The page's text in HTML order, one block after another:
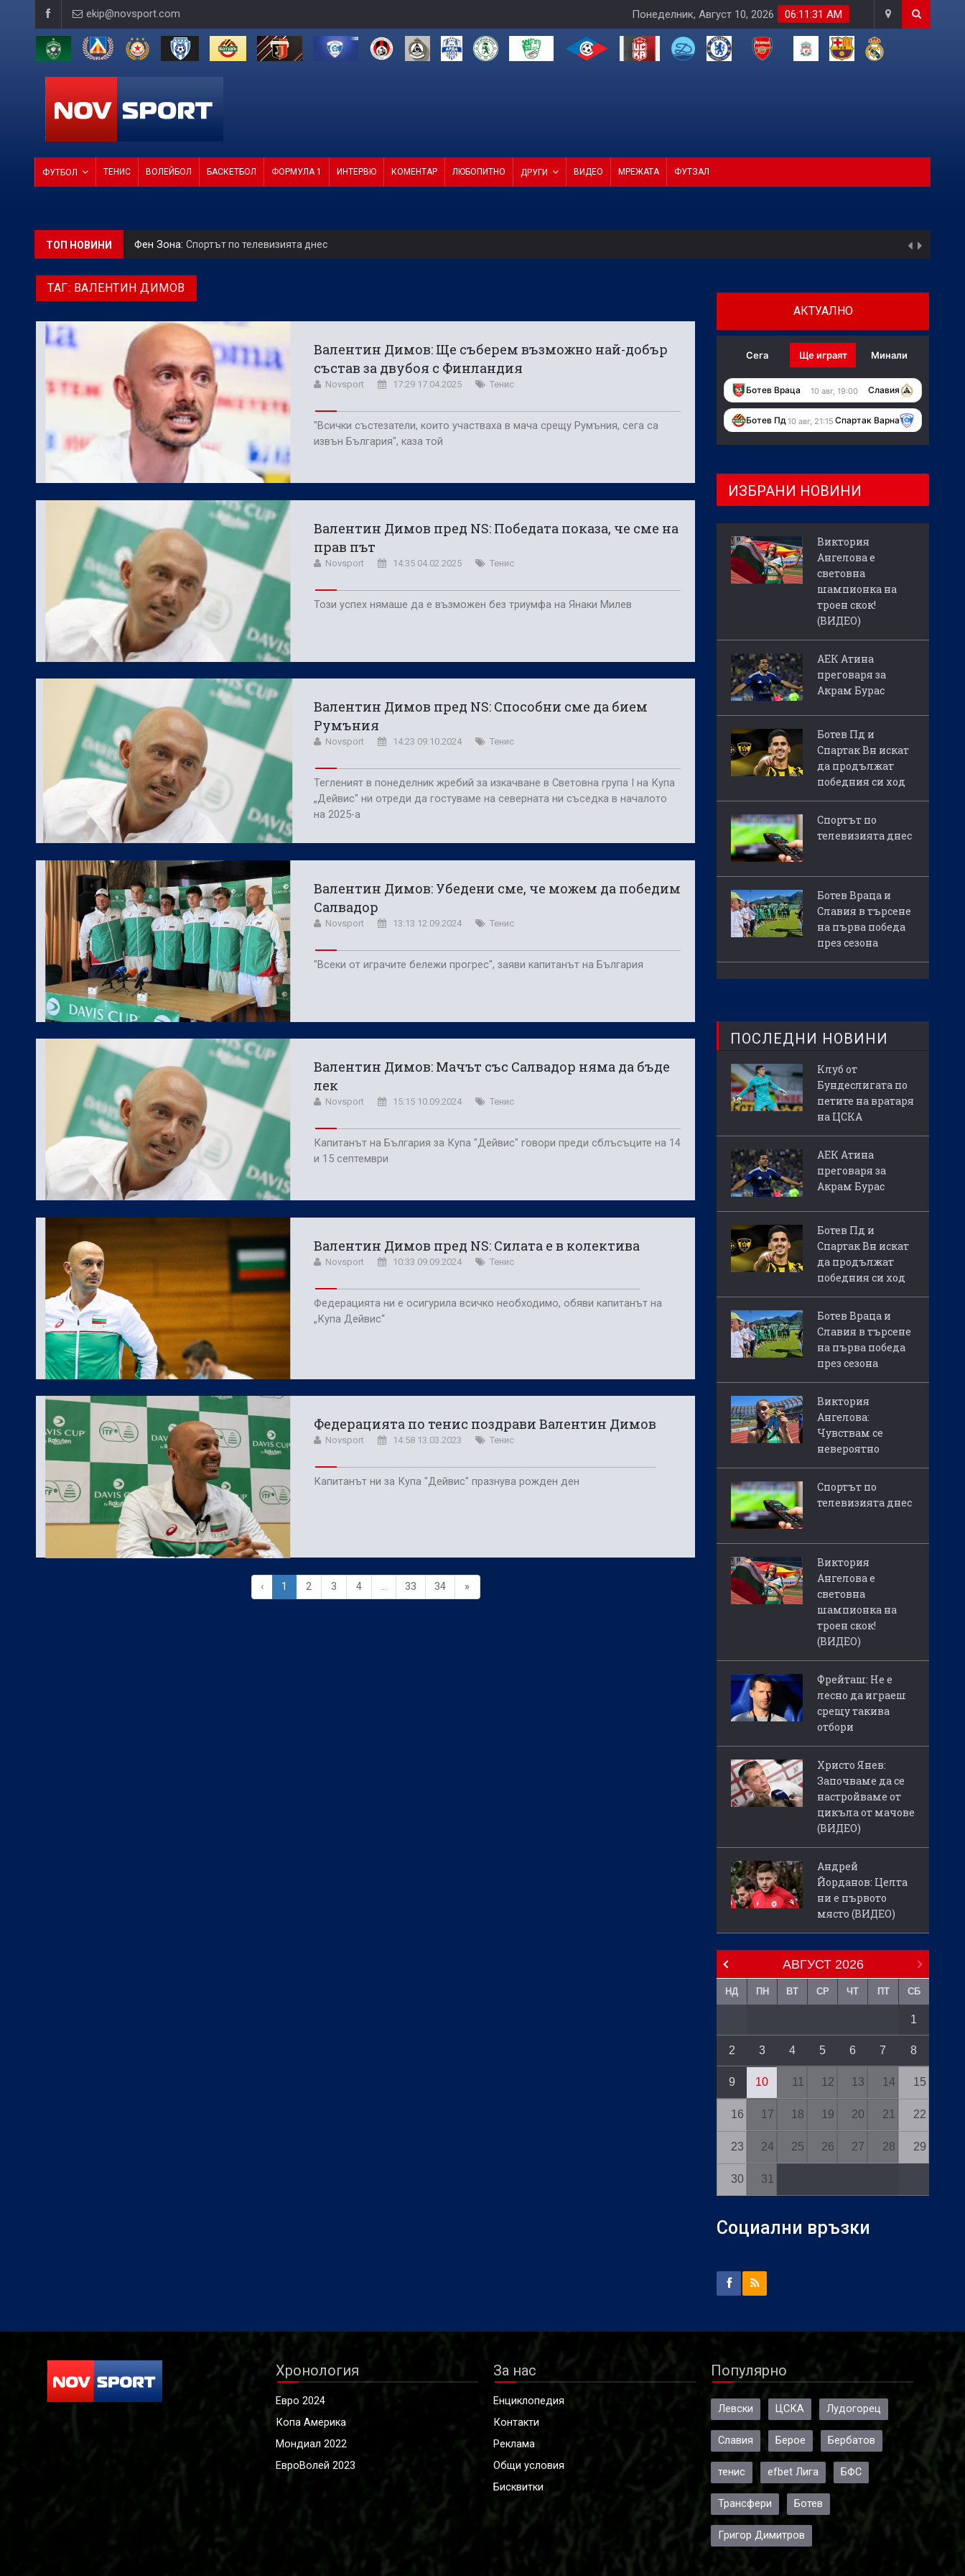
ekip@novsport.com 06:11:32 AM
Понеделник, Август 10, 2026
ФУТБОЛ ТЕНИС ВОЛЕЙБОЛ БАСКЕТБОЛ ФОРМУЛА 1 ИНТЕРВЮ КОМЕНТАР ЛЮБОПИТНО ДРУГИ ВИДЕО МРЕЖАТА ФУТЗАЛ
ТОП НОВИНИ Фен Зона: Спортът по телевизията днес
Betvam на световно ниво:
Лека атлетика:
БГ Футбол:АЕК Атина преговаря за Акрам Бурас
БГ Футбол: Ботев Пд и Спартак Вн искат да продължат победния си ход
ТАГ: ВАЛЕНТИН ДИМОВ
Валентин Димов: Ще съберем възможно най-добър
състав за двубоя с Финландия
Novsport 17:29 17.04.2025 Тенис
"Всички състезатели, които участваха в мача срещу Румъния, сега са
извън България", каза той
Валентин Димов пред NS: Победата показа, че сме на
прав път
Novsport 14:35 04.02.2025 Тенис
Този успех нямаше да е възможен без триумфа на Янаки Милев
Валентин Димов пред NS: Способни сме да бием
Румъния
Novsport 14:23 09.10.2024 Тенис
Тегленият в понеделник жребий за изкачване в Световна група I на Купа
„Дейвис" ни отреди да гостуваме на северната ни съседка в началото
на 2025-а
Валентин Димов: Убедени сме, че можем да победим
Салвадор
Novsport 13:13 12.09.2024 Тенис
"Всеки от играчите бележи прогрес", заяви капитанът на България
Валентин Димов: Мачът със Салвадор няма да бъде
лек
Novsport 15:15 10.09.2024 Тенис
Капитанът на България за Купа "Дейвис" говори преди сблъсъците на 14
и 15 септември
Валентин Димов пред NS: Силата е в колектива
Novsport 10:33 09.09.2024 Тенис
Федерацията ни е осигурила всичко необходимо, обяви капитанът на
„Купа Дейвис“
Федерацията по тенис поздрави Валентин Димов
Novsport 14:58 13.03.2023 Тенис
Капитанът ни за Купа "Дейвис" празнува рожден ден
‹ 1 2 3 4 ... 33 34 »
АКТУАЛНО
Сега Ще играят Минали
Ботев Враца 10 авг, 19:00 Славия
Ботев Пд10 авг, 21:15 Спартак Варна
ИЗБРАНИ НОВИНИ
Виктория
Ангелова е
световна
шампионка на
троен скок!
(ВИДЕО)
АЕК Атина
преговаря за
Акрам Бурас
Ботев Пд и
Спартак Вн искат
да продължат
победния си ход
Спортът по
телевизията днес
Ботев Враца и
Славия в търсене
на първа победа
през сезона
ПОСЛЕДНИ НОВИНИ
Клуб от
Бундеслигата по
петите на вратаря
на ЦСКА
АЕК Атина
преговаря за
Акрам Бурас
Ботев Пд и
Спартак Вн искат
да продължат
победния си ход
Ботев Враца и
Славия в търсене
на първа победа
през сезона
Виктория
Ангелова:
Чувствам се
невероятно
Спортът по
телевизията днес
Виктория
Ангелова е
световна
шампионка на
троен скок!
(ВИДЕО)
Фрейташ: Не е
лесно да играеш
срещу такива
отбори
Христо Янев:
Започваме да се
настройваме от
цикъла от мачове
(ВИДЕО)
Андрей
Йорданов: Целта
ни е първото
място (ВИДЕО)
АВГУСТ 2026
НД ПН ВТ СР ЧТ ПТ СБ
1
2 3 4 5 6 7 8
9 10 11 12 13 14 15
16 17 18 19 20 21 22
23 24 25 26 27 28 29
30 31
Социални връзки
Хронология
Евро 2024
Копа Америка
Мондиал 2022
ЕвроВолей 2023
За нас
Енциклопедия
Контакти
Реклама
Общи условия
Бисквитки
Популярно
Левски ЦСКА Лудогорец
Славия Берое Бербатов
тенис efbet Лига БФС
Трансфери Ботев
Григор Димитров